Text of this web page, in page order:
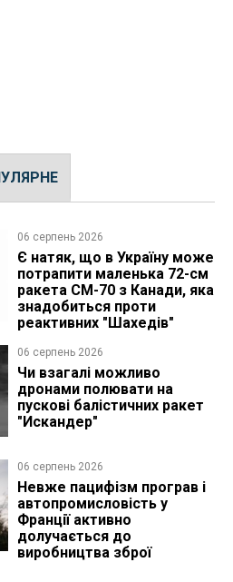
06 серпень 2026
Є натяк, що в Україну може
потрапити маленька 72-см
ракета CM-70 з Канади, яка
знадобиться проти
реактивних "Шахедів"
06 серпень 2026
Чи взагалі можливо
дронами полювати на
пускові балістичних ракет
"Искандер"
06 серпень 2026
Невже пацифізм програв і
автопромисловість у
Франції активно
долучається до
виробництва зброї